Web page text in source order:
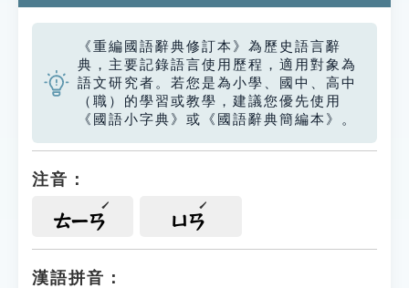
《重編國語辭典修訂本》為歷史語言辭
典，主要記錄語言使用歷程，適用對象為
語文研究者。若您是為小學、國中、高中
（職）的學習或教學，建議您優先使用
《國語小字典》或《國語辭典簡編本》。
注音：
ㄊㄧㄢ ㄩㄢ
漢語拼音：